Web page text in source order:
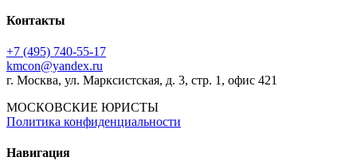
Контакты
+7 (495) 740‑55‑17
kmcon@yandex.ru
г. Москва, ул. Марксистская, д. 3, стр. 1, офис 421
МОСКОВСКИЕ ЮРИСТЫ
Политика конфиденциальности
Навигация